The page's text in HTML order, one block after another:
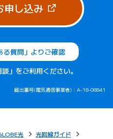
申し込み（新しいタブ
る質問」よりご確認
」をご利用ください。
届出番号(電気通信事業者)：A-18-08841
光
光回線ガイド